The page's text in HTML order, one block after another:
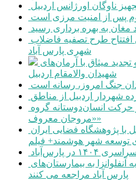
ناوگان اورژانس اردبیل
پس از امنیت مرزی است
شهری پارس آباد
شهیدان والامقام اردبیل
جنگ امروز، رسانه است
شهردار اردبیل از مناطق
«مروجان معروف»
توسعه شهر هوشمند+ فیلم
پارس آباد مراجعه می کنند